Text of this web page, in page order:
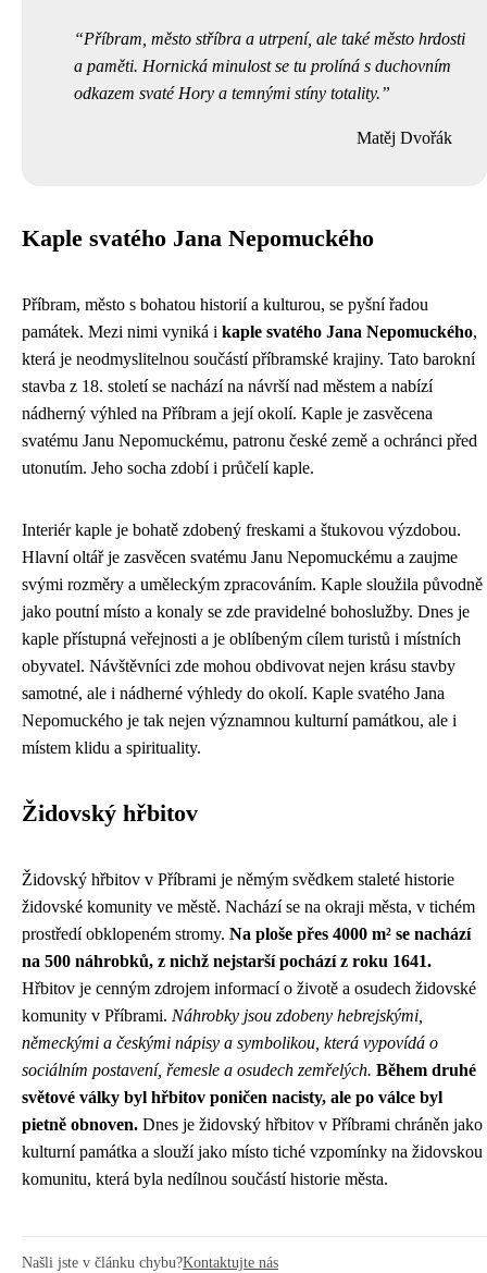
Příbram, město stříbra a utrpení, ale také město hrdosti
a paměti. Hornická minulost se tu prolíná s duchovním
odkazem svaté Hory a temnými stíny totality.
Matěj Dvořák
Kaple svatého Jana Nepomuckého
Příbram, město s bohatou historií a kulturou, se pyšní řadou
památek. Mezi nimi vyniká i kaple svatého Jana Nepomuckého,
která je neodmyslitelnou součástí příbramské krajiny. Tato barokní
stavba z 18. století se nachází na návrší nad městem a nabízí
nádherný výhled na Příbram a její okolí. Kaple je zasvěcena
svatému Janu Nepomuckému, patronu české země a ochránci před
utonutím. Jeho socha zdobí i průčelí kaple.
Interiér kaple je bohatě zdobený freskami a štukovou výzdobou.
Hlavní oltář je zasvěcen svatému Janu Nepomuckému a zaujme
svými rozměry a uměleckým zpracováním. Kaple sloužila původně
jako poutní místo a konaly se zde pravidelné bohoslužby. Dnes je
kaple přístupná veřejnosti a je oblíbeným cílem turistů i místních
obyvatel. Návštěvníci zde mohou obdivovat nejen krásu stavby
samotné, ale i nádherné výhledy do okolí. Kaple svatého Jana
Nepomuckého je tak nejen významnou kulturní památkou, ale i
místem klidu a spirituality.
Židovský hřbitov
Židovský hřbitov v Příbrami je němým svědkem staleté historie
židovské komunity ve městě. Nachází se na okraji města, v tichém
prostředí obklopeném stromy. Na ploše přes 4000 m² se nachází
na 500 náhrobků, z nichž nejstarší pochází z roku 1641.
Hřbitov je cenným zdrojem informací o životě a osudech židovské
komunity v Příbrami. Náhrobky jsou zdobeny hebrejskými,
německými a českými nápisy a symbolikou, která vypovídá o
sociálním postavení, řemesle a osudech zemřelých. Během druhé
světové války byl hřbitov poničen nacisty, ale po válce byl
pietně obnoven. Dnes je židovský hřbitov v Příbrami chráněn jako
kulturní památka a slouží jako místo tiché vzpomínky na židovskou
komunitu, která byla nedílnou součástí historie města.
Našli jste v článku chybu?Kontaktujte nás